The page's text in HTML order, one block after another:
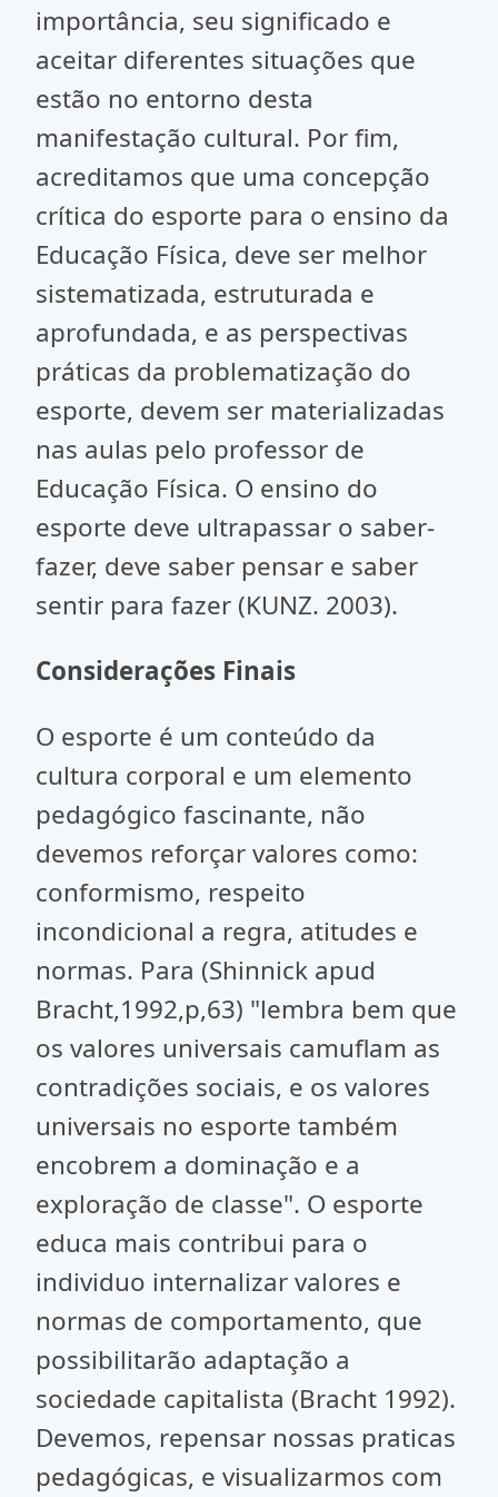
importância, seu significado e
aceitar diferentes situações que
estão no entorno desta
manifestação cultural. Por fim,
acreditamos que uma concepção
crítica do esporte para o ensino da
Educação Física, deve ser melhor
sistematizada, estruturada e
aprofundada, e as perspectivas
práticas da problematização do
esporte, devem ser materializadas
nas aulas pelo professor de
Educação Física. O ensino do
esporte deve ultrapassar o saber-
fazer, deve saber pensar e saber
sentir para fazer (KUNZ. 2003).
Considerações Finais
O esporte é um conteúdo da
cultura corporal e um elemento
pedagógico fascinante, não
devemos reforçar valores como:
conformismo, respeito
incondicional a regra, atitudes e
normas. Para (Shinnick apud
Bracht,1992,p,63) "lembra bem que
os valores universais camuflam as
contradições sociais, e os valores
universais no esporte também
encobrem a dominação e a
exploração de classe". O esporte
educa mais contribui para o
individuo internalizar valores e
normas de comportamento, que
possibilitarão adaptação a
sociedade capitalista (Bracht 1992).
Devemos, repensar nossas praticas
pedagógicas, e visualizarmos com